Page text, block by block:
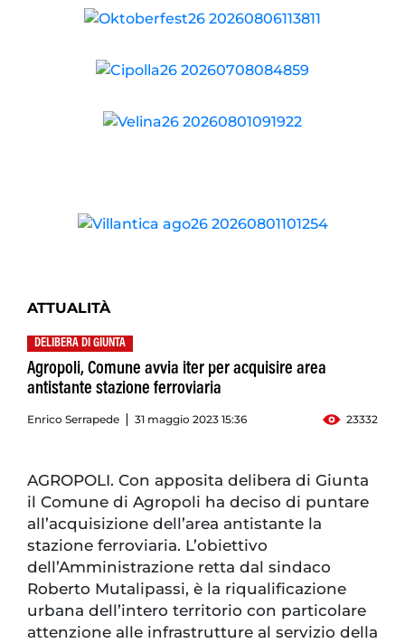
ATTUALITÀ
DELIBERA DI GIUNTA
Agropoli, Comune avvia iter per acquisire area
antistante stazione ferroviaria
Enrico Serrapede 31 maggio 2023 15:36 23332
AGROPOLI. Con apposita delibera di Giunta
il Comune di Agropoli ha deciso di puntare
all’acquisizione dell’area antistante la
stazione ferroviaria. L’obiettivo
dell’Amministrazione retta dal sindaco
Roberto Mutalipassi, è la riqualificazione
urbana dell’intero territorio con particolare
attenzione alle infrastrutture al servizio della